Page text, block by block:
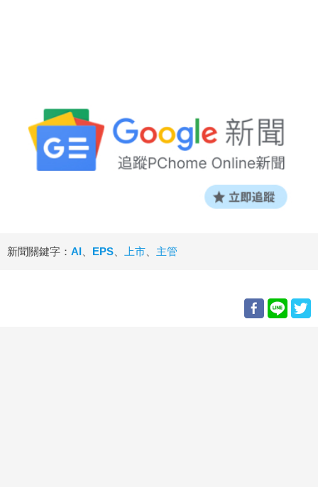
新聞關鍵字： AI EPS 上市 主管